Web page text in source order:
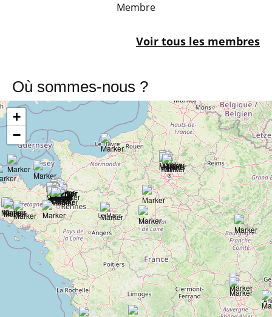
Membre
Voir tous les membres
Où sommes-nous ?
+
−